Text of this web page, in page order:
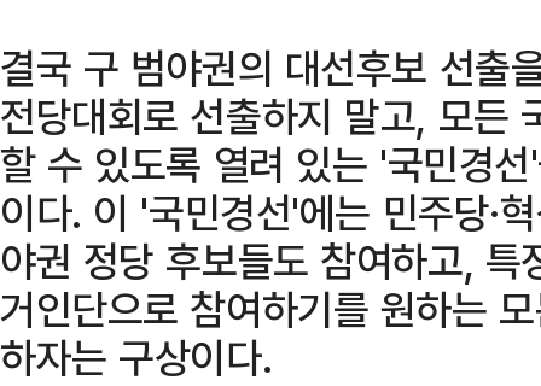
결국 구 범야권의 대선후보 선출
전당대회로 선출하지 말고, 모든
할 수 있도록 열려 있는 '국민경
이다. 이 '국민경선'에는 민주당·
야권 정당 후보들도 참여하고,
거인단으로 참여하기를 원하는
하자는 구상이다.